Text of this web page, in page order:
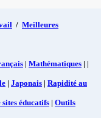
/ Meilleures
| Mathématiques | |
| Japonais | Rapidité au
éducatifs | Outils